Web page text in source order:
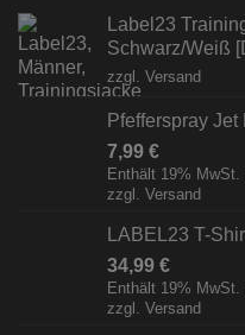
Label23
Schwarz/Weiß
zzgl. Versand
Pfefferspray
7,99 €
Enthält 19% MwSt.
zzgl. Versand
LABEL23 T-
34,99 €
Enthält 19% MwSt.
zzgl. Versand